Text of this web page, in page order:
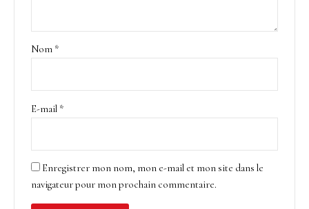
Nom *
E-mail *
Enregistrer mon nom, mon e-mail et mon site dans le
navigateur pour mon prochain commentaire.